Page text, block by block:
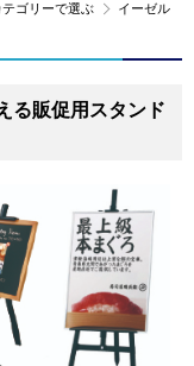
テゴリーで選ぶ イーゼル
る販促用スタンド